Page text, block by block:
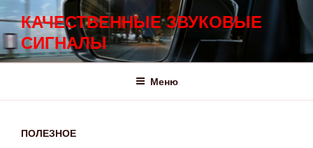
Перейти
к
содержимому
КАЧЕСТВЕННЫЕ ЗВУКОВЫЕ
СИГНАЛЫ
Меню
ПОЛЕЗНОЕ